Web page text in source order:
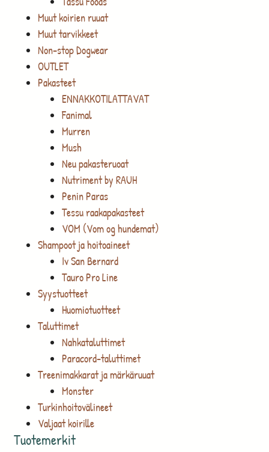
Muut koirien ruuat
Muut tarvikkeet
Non-stop Dogwear
OUTLET
Pakasteet
ENNAKKOTILATTAVAT
Fanimal
Murren
Mush
Neu pakasteruoat
Nutriment by RAUH
Penin Paras
Tessu raakapakasteet
VOM (Vom og hundemat)
Shampoot ja hoitoaineet
Iv San Bernard
Tauro Pro Line
Syystuotteet
Huomiotuotteet
Taluttimet
Nahkataluttimet
Paracord-taluttimet
Treenimakkarat ja märkäruuat
Monster
Turkinhoitovälineet
Valjaat koirille
Tuotemerkit